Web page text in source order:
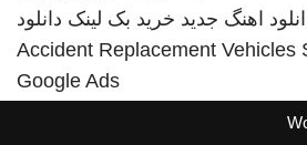
اهنگ جدید خرید بک لینک دانلود
Accident Replacement Vehicles
Google Ads